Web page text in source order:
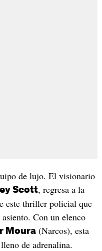
de lujo. El visionario
Scott, regresa a la
este thriller policial que
Con un elenco
Moura(Narcos), esta
de adrenalina.